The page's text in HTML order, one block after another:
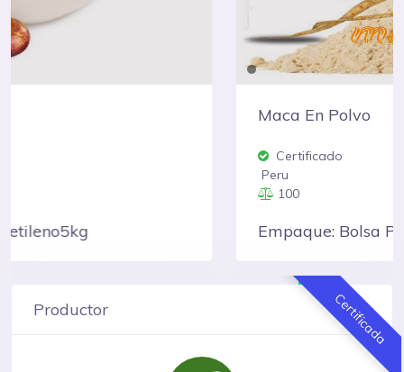
Empaque: Bolsa Polietileno5kg
Productor Certificada